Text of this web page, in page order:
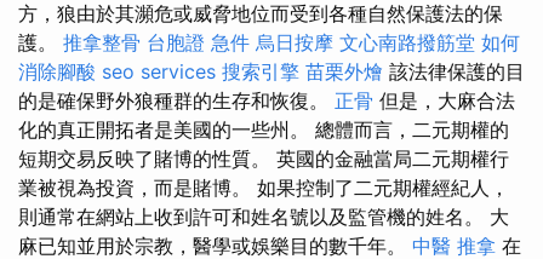
方，狼由於其瀕危或威脅地位而受到各種自然保護法的保
護。 推拿整骨 台胞證 急件 烏日按摩 文心南路撥筋堂 如何
消除腳酸 seo services 搜索引擎 苗栗外燴 該法律保護的目
的是確保野外狼種群的生存和恢復。 正骨 但是，大麻合法
化的真正開拓者是美國的一些州。 總體而言，二元期權的
短期交易反映了賭博的性質。 英國的金融當局二元期權行
業被視為投資，而是賭博。 如果控制了二元期權經紀人，
則通常在網站上收到許可和姓名號以及監管機的姓名。 大
麻已知並用於宗教，醫學或娛樂目的數千年。 中醫 推拿 在